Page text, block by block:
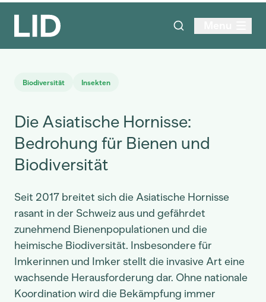
Biodiversität Insekten
Die Asiatische Hornisse:
Bedrohung für Bienen und
Biodiversität
Seit 2017 breitet sich die Asiatische Hornisse
rasant in der Schweiz aus und gefährdet
zunehmend Bienenpopulationen und die
heimische Biodiversität. Insbesondere für
Imkerinnen und Imker stellt die invasive Art eine
wachsende Herausforderung dar. Ohne nationale
Koordination wird die Bekämpfung immer